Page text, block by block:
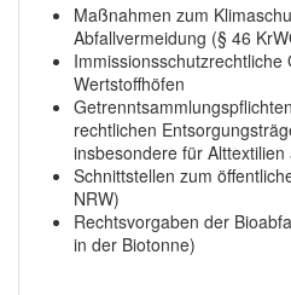
Maßnahmen zum
Abfallvermeidung (§ 46
Immissionsschutzrechtliche
Wertstoffhöfen
rechtlichen
insbesondere für
Schnittstellen zum
NRW)
Rechtsvorgaben der
in der Biotonne)